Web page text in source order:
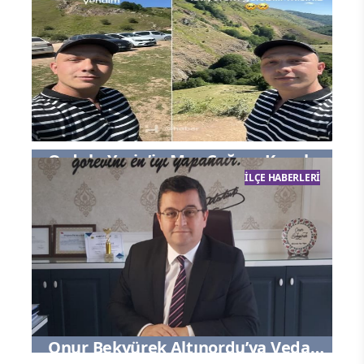
Ordulu Yasin’in Maç Çağrısı Karşılık
Buldu
Onur Bekyürek Altınordu’ya Veda
İLÇE HABERLERI